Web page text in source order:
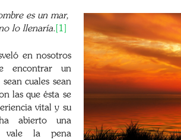
es un mar,
lo llenaría. [1]
en nosotros
encontrar un
cuales sean
las que ésta se
vital y su
abierto una
vale la pena